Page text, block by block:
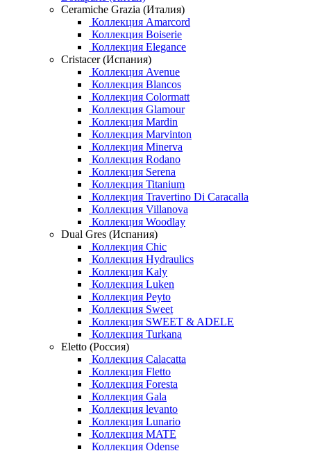
Ceramiche Grazia (Италия)
Коллекция Amarcord
Коллекция Boiserie
Коллекция Elegance
Cristacer (Испания)
Коллекция Avenue
Коллекция Blancos
Коллекция Colormatt
Коллекция Glamour
Коллекция Mardin
Коллекция Marvinton
Коллекция Minerva
Коллекция Rodano
Коллекция Serena
Коллекция Titanium
Коллекция Travertino Di Caracalla
Коллекция Villanova
Коллекция Woodlay
Dual Gres (Испания)
Коллекция Chic
Коллекция Hydraulics
Коллекция Kaly
Коллекция Luken
Коллекция Peyto
Коллекция Sweet
Коллекция SWEET & ADELE
Коллекция Turkana
Eletto (Россия)
Коллекция Calacatta
Коллекция Fletto
Коллекция Foresta
Коллекция Gala
Коллекция levanto
Коллекция Lunario
Коллекция MATE
Коллекция Odense